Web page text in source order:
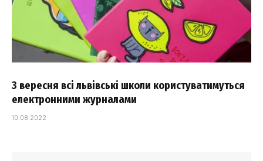
З вересня всі львівські школи користуватимуться
електронними журналами
10.08.2022